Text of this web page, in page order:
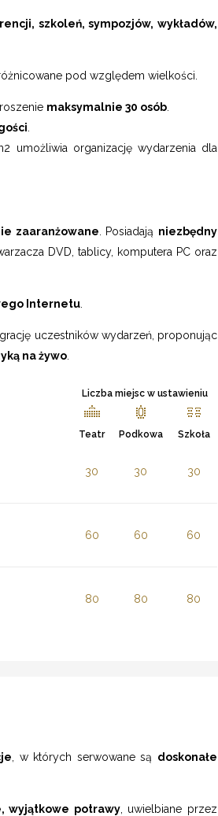
szkoleń, sympozjów, wykładów,
pod względem wielkości.
maksymalnie 30 osób
umożliwia organizację wydarzenia dla
zaaranżowane . Posiadają niezbędny
DVD, tablicy, komputera PC oraz
Internetu
uczestników wydarzeń, proponując
na żywo
Liczba miejsc w ustawieniu
Teatr Podkowa Szkoła
30 30 30
60 60 60
80 80 80
, w których serwowane są doskonałe
wyjątkowe potrawy, uwielbiane przez